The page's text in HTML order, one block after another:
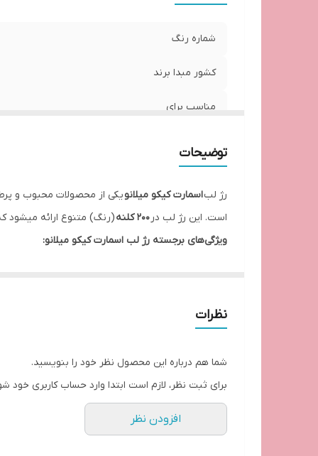
شماره رنگ
کشور مبدا برند
مناسب برای
توضیحات
رژ لباسمارت کیکو میلانویکی از محصولات محبوب و
است. این رژ لب در۲۰۰ کلنه
(رنگ) متنوع ارائه میشود
ویژگی‌های برجسته رژ لب اسمارت کیکو میلانو:
✅مرطوب‌کنندگی:
✅تنوع رنگ خیره‌کننده (۲۰۰ کلنه):
رژ لبSmart Coco Milanoبا ترکیب کیفیت،
همیشه لب‌هایی جذاب و پرپشت داشته باشید، این رژ
نظرات
شما هم درباره این محصول نظر خود را بنویسید.
برای ثبت نظر، لازم است ابتدا وارد حساب کاربری خود
افزودن نظر